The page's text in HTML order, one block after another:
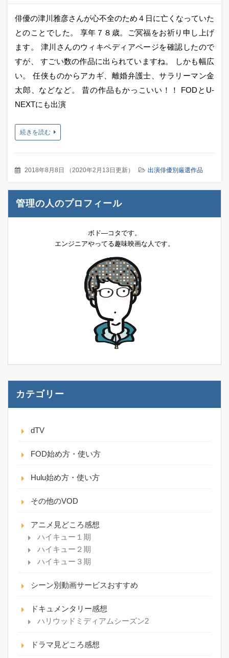
俳優の津川雅彦さんが心不全のため４日に亡くなっていた
とのことでした。 享年７８歳。ご冥福をお祈り申し上げ
ます。 津川さんのウィキペディアページを確認したので
すが、 すごい数の作品に出られていますね。 しかも幅広
い。 任侠ものからアカギ、離婚弁護士、サラリーマン金
太郎、などなど。 昔の作品もかっこいい！！ FODとU-
NEXTにも出演
続きを読む
2018年8月8日 （2020年2月13日更新） 出演俳優別厳選作品
管理の人のプロフィール
ボド―コタです。
エンジニアやってる趣味映画な人です。
カテゴリー
dTV
FOD始め方・使い方
Hulu始め方・使い方
その他のVOD
アニメ見どころ感想
ハイキュー１期
ハイキュー２期
ハイキュー３期
シーン別動画サービスおすすめ
ドキュメンタリー感想
ハリウッドミディアムシーズン2
ドラマ見どころ感想